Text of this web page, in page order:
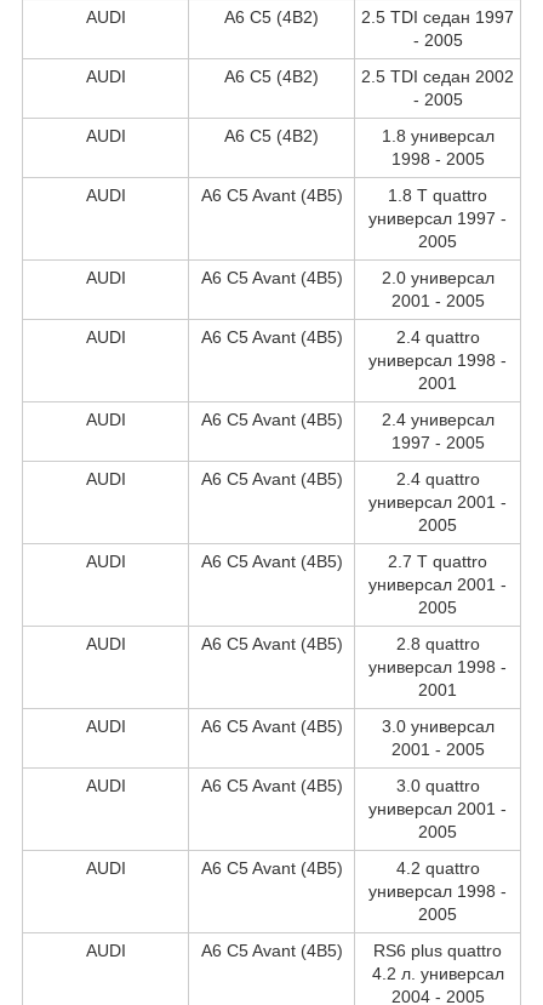
AUDI
A6 C5 (4B2)
2.5 TDI седан 1997
- 2005
AUDI
A6 C5 (4B2)
2.5 TDI седан 2002
- 2005
AUDI
A6 C5 (4B2)
1.8 универсал
1998 - 2005
AUDI
A6 C5 Avant (4B5)
1.8 T quattro
универсал 1997 -
2005
AUDI
A6 C5 Avant (4B5)
2.0 универсал
2001 - 2005
AUDI
A6 C5 Avant (4B5)
2.4 quattro
универсал 1998 -
2001
AUDI
A6 C5 Avant (4B5)
2.4 универсал
1997 - 2005
AUDI
A6 C5 Avant (4B5)
2.4 quattro
универсал 2001 -
2005
AUDI
A6 C5 Avant (4B5)
2.7 T quattro
универсал 2001 -
2005
AUDI
A6 C5 Avant (4B5)
2.8 quattro
универсал 1998 -
2001
AUDI
A6 C5 Avant (4B5)
3.0 универсал
2001 - 2005
AUDI
A6 C5 Avant (4B5)
3.0 quattro
универсал 2001 -
2005
AUDI
A6 C5 Avant (4B5)
4.2 quattro
универсал 1998 -
2005
AUDI
A6 C5 Avant (4B5)
RS6 plus quattro
4.2 л. универсал
2004 - 2005